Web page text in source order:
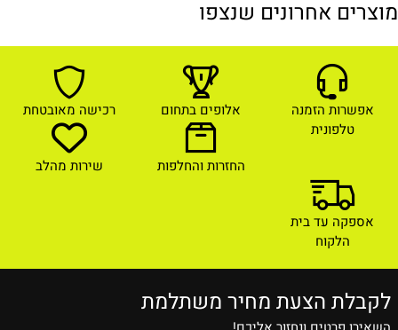
מוצרים אחרונים שנצפו
אפשרות הזמנה
טלפונית
אלופים בתחום רכישה מאובטחת
החזרות והחלפות שירות מהלב
אספקה עד בית
הלקוח
לקבלת הצעת מחיר משתלמת